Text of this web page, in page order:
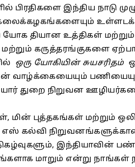
பிரதிகளை இந்திய நாடு
தியான உத்திகள்
கருத்தரங்குகளை
ஒரு யோகியின் சுயசரிதம்
பணியையும்
துறை நிறுவன
மின் புத்தகங்கள் மற்றும்
கல்வி
இந்தியாவின்
மாறும் என்று